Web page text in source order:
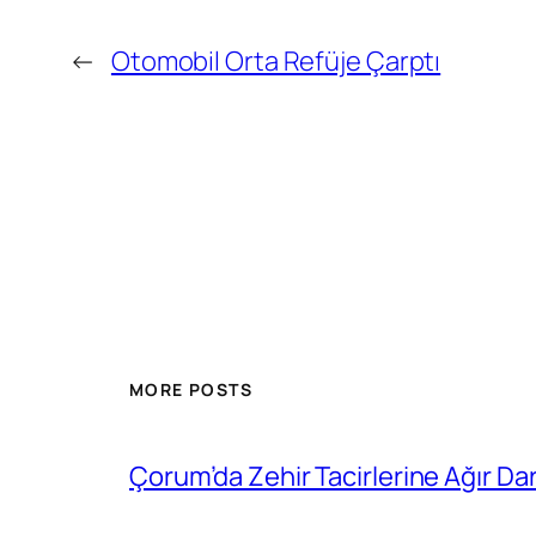
← Otomobil Orta Refüje Çarptı
MORE POSTS
Çorum’da Zehir Tacirlerine Ağır